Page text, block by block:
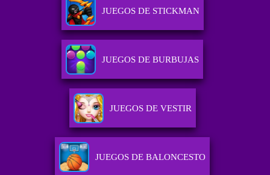
JUEGOS DE STICKMAN
JUEGOS DE BURBUJAS
JUEGOS DE VESTIR
JUEGOS DE BALONCESTO